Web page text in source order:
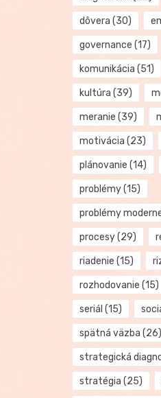
dôvera (30)
governance (17)
komunikácia (51)
kultúra (39)
meranie (39)
motivácia (23)
plánovanie (14)
problémy(15)
problémy
procesy(29)
riadenie (15)
rozhodovanie (15)
seriál (15)
spätná väzba (26)
strategická
stratégia (25)